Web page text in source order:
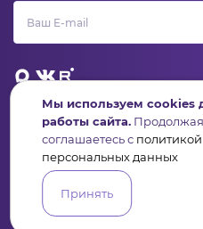
Организации
АналитикаБаза знаний
Контакты
Мы используем cookies
работы сайта. Продолжая
соглашаетесь с
персональных данных
Принять